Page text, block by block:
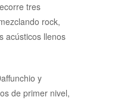
tres
rock,
acústicos llenos
y
de primer nivel,